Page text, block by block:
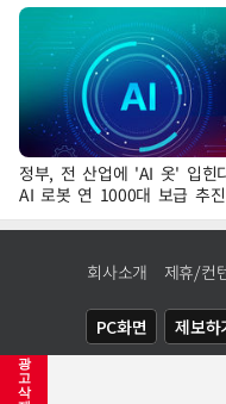
광
고
삭
정부, 전 산업에 'AI 옷' 입힌
AI 로봇 연 1000대 보급 추진
회사소개 제휴/컨
PC화면 제보하